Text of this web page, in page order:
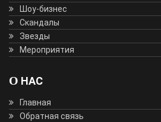
Шоу-бизнес
Скандалы
Звезды
Мероприятия
О НАС
Главная
Обратная связь